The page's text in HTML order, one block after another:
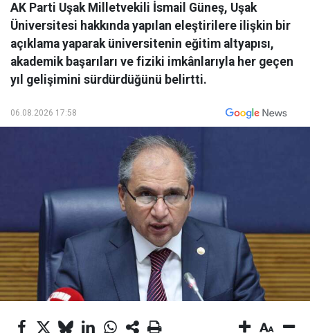
AK Parti Uşak Milletvekili İsmail Güneş, Uşak
Üniversitesi hakkında yapılan eleştirilere ilişkin bir
açıklama yaparak üniversitenin eğitim altyapısı,
akademik başarıları ve fiziki imkânlarıyla her geçen
yıl gelişimini sürdürdüğünü belirtti.
06.08.2026 17:58